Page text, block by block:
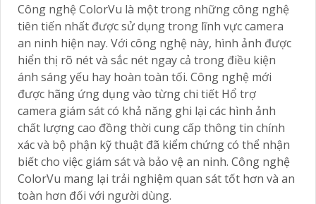
Công nghệ ColorVu là một trong những công nghệ
tiên tiến nhất được sử dụng trong lĩnh vực camera
an ninh hiện nay. Với công nghệ này, hình ảnh được
hiển thị rõ nét và sắc nét ngay cả trong điều kiện
ánh sáng yếu hay hoàn toàn tối. Công nghệ mới
được hãng ứng dụng vào từng chi tiết Hổ trợ
camera giám sát có khả năng ghi lại các hình ảnh
chất lượng cao đồng thời cung cấp thông tin chính
xác và bộ phận kỹ thuật đã kiểm chứng có thể nhận
biết cho việc giám sát và bảo vệ an ninh. Công nghệ
ColorVu mang lại trải nghiệm quan sát tốt hơn và an
toàn hơn đối với người dùng.